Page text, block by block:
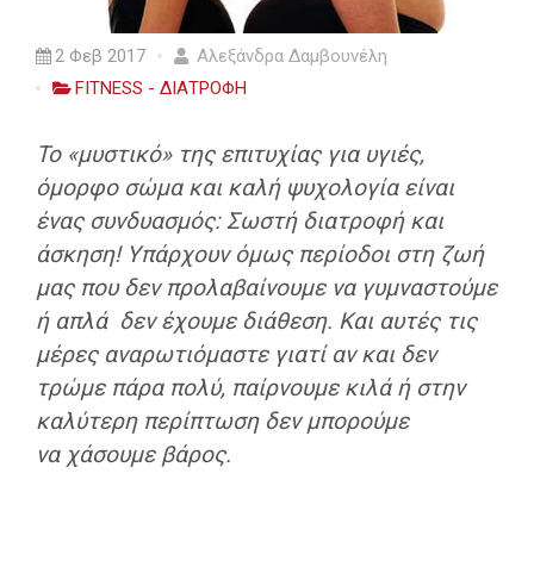
2 Φεβ 2017
Αλεξάνδρα Δαμβουνέλη
FITNESS - ΔΙΑΤΡΟΦΗ
Το «μυστικό» της επιτυχίας για υγιές,
όμορφο σώμα και καλή ψυχολογία είναι
ένας συνδυασμός: Σωστή διατροφή και
άσκηση! Υπάρχουν όμως περίοδοι στη ζωή
μας που δεν προλαβαίνουμε να γυμναστούμε
ή απλά δεν έχουμε διάθεση. Και αυτές τις
μέρες αναρωτιόμαστε γιατί αν και δεν
τρώμε πάρα πολύ, παίρνουμε κιλά ή στην
καλύτερη περίπτωση δεν μπορούμε
να χάσουμε βάρος.